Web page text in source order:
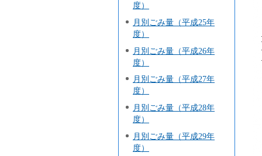
度）
月別ごみ量（平成25年
度）
月別ごみ量（平成26年
度）
月別ごみ量（平成27年
度）
月別ごみ量（平成28年
度）
月別ごみ量（平成29年
度）